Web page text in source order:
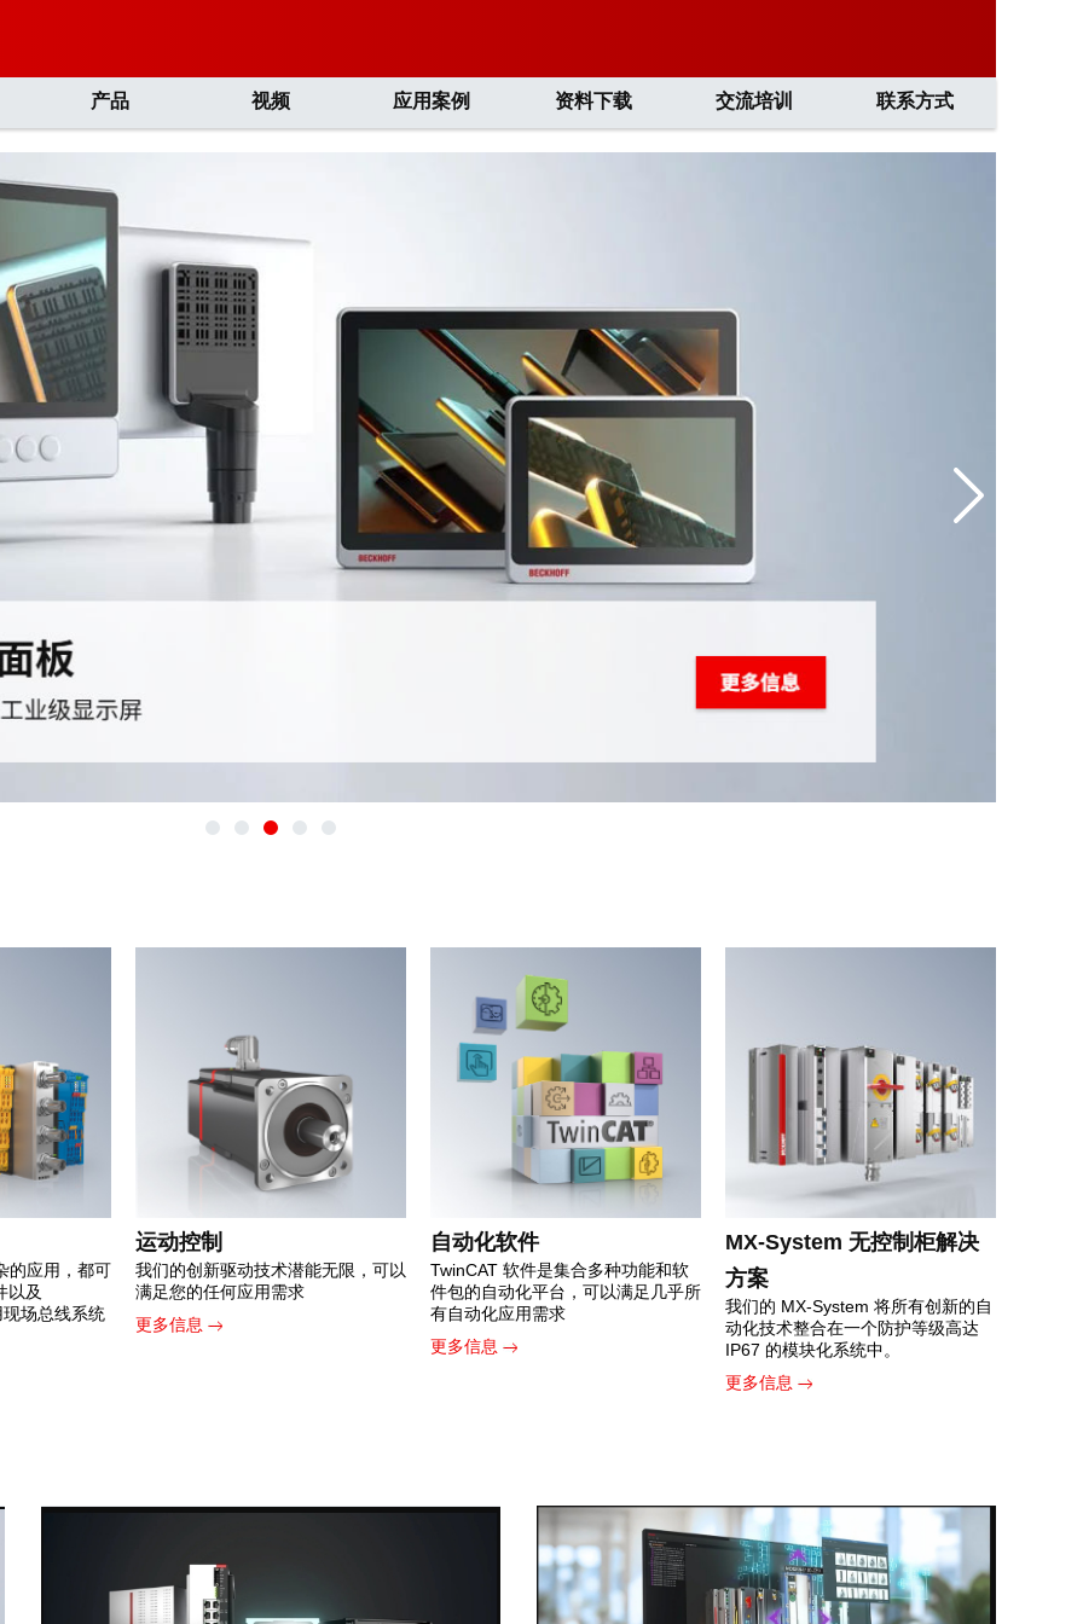
产品 视频 应用案例 资料下载 交流培训 联系方式
的应用，都可
以及
场总线系统
运动控制
我们的创新驱动技术潜能无限，可以
满足您的任何应用需求
更多信息
自动化软件
TwinCAT 软件是集合多种功能和软
件包的自动化平台，可以满足几乎所
有自动化应用需求
更多信息
MX-System 无控制柜解决
方案
我们的 MX-System 将所有创新的自
动化技术整合在一个防护等级高达
IP67 的模块化系统中。
更多信息